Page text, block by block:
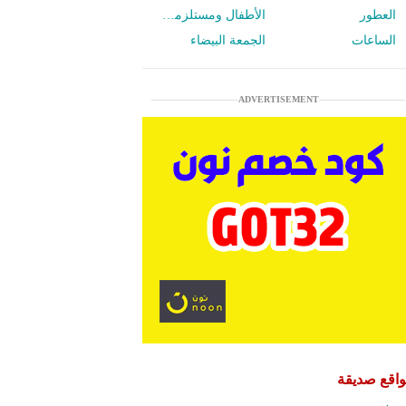
العطور
الأطفال ومستلزمات الرضع
الساعات
الجمعة البيضاء
ADVERTISEMENT
صديقة